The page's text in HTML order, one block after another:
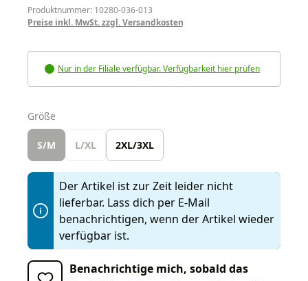
Produktnummer: 10280-036-013
Preise inkl. MwSt. zzgl. Versandkosten
Nur in der Filiale verfügbar. Verfügbarkeit hier prüfen
Größe
S/M L/XL 2XL/3XL
Der Artikel ist zur Zeit leider nicht
lieferbar. Lass dich per E-Mail
benachrichtigen, wenn der Artikel wieder
verfügbar ist.
Benachrichtige mich, sobald das